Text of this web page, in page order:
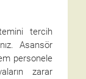
tercih
Asansör
personele
zarar